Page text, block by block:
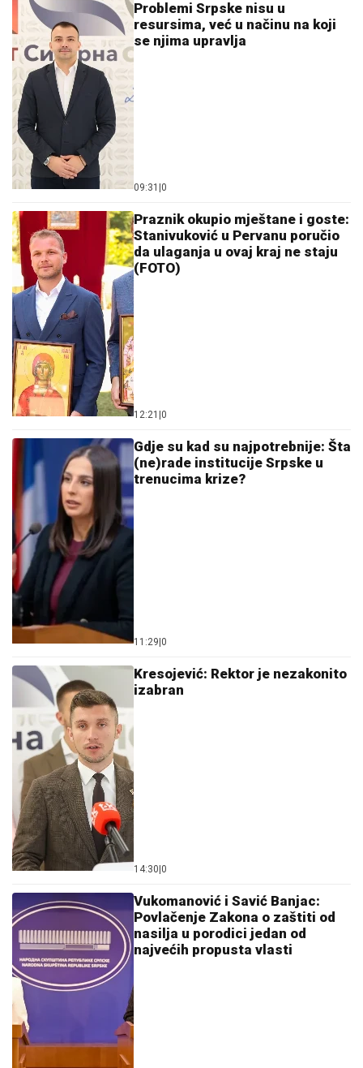
Problemi Srpske nisu u
resursima, već u načinu na koji
se njima upravlja
09:31 0
Praznik okupio mještane i goste:
Stanivuković u Pervanu poručio
da ulaganja u ovaj kraj ne staju
(FOTO)
12:21 0
Gdje su kad su najpotrebnije: Šta
(ne)rade institucije Srpske u
trenucima krize?
11:29 0
Kresojević: Rektor je nezakonito
izabran
14:30 0
Vukomanović i Savić Banjac:
Povlačenje Zakona o zaštiti od
nasilja u porodici jedan od
najvećih propusta vlasti